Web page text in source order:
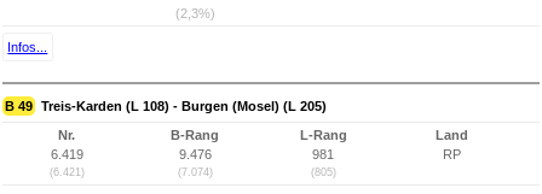
(2,3%)
Infos...
B 49 Treis-Karden (L 108) - Burgen (Mosel) (L 205)
Nr.
6.419
(6.421)
B-Rang
9.476
(7.074)
L-Rang
981
(805)
Land
RP